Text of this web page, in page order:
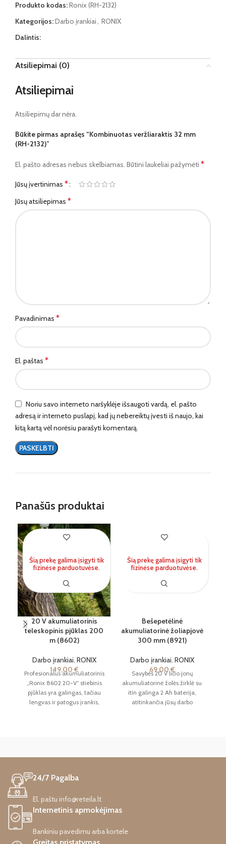
Produkto kodas:Ronix (RH-2132)
Kategorijos:Darbo įrankiai, RONIX
Dalintis:
Atsiliepimai (0)
Atsiliepimai
Atsiliepimų dar nėra.
Būkite pirmas aprašęs “Kombinuotas veržliaraktis 32 mm
(RH-2132)”
El. pašto adresas nebus skelbiamas. Būtini laukeliai pažymėti *
Jūsų įvertinimas *
Jūsų atsiliepimas *
Pavadinimas *
El. paštas *
Noriu savo interneto naršyklėje išsaugoti vardą, el. pašto
adresą ir interneto puslapį, kad jų nebereiktų įvesti iš naujo, kai
kitą kartą vėl norėsiu parašyti komentarą.
Panašūs produktai
20 V akumuliatorinis
teleskopinis pjūklas 200
m (8602)
Darbo įrankiai, RONIX
149,00 €
Profesionalus akumuliatorinis
„Ronix 8602 20-V“ stiebinis
pjūklas yra galingas, tačiau
lengvas ir patogus įrankis,
našiu varikliu, kuris užtikrina
grandinės greitį ir 2700
Šis įrankis vienu įkrovimu gali
atlikti 120 pjūvių. Šis stiebinis
pjūklas pasižymi išskirtiniu
automatinė tepimo sistema,
Šią prekę galima įsigyti tik
fizinėse parduotuvėse.
Bešepetėlinė
akumuliatorinė žoliapjovė
300 mm (8921)
Darbo įrankiai, RONIX
69,00€
Savybės 20 V ličio jonų
akumuliatorinė žolės žirklė su
itin galinga 2 Ah baterija,
atitinkančia jūsų darbo
Šią prekę galima įsigyti tik
fizinėse parduotuvėse.
24/7 Pagalba
El. paštu info@reteila.lt
Internetinis apmokėjimas
Bankiniu pavedimu arba kortele
Greitas pristatymas